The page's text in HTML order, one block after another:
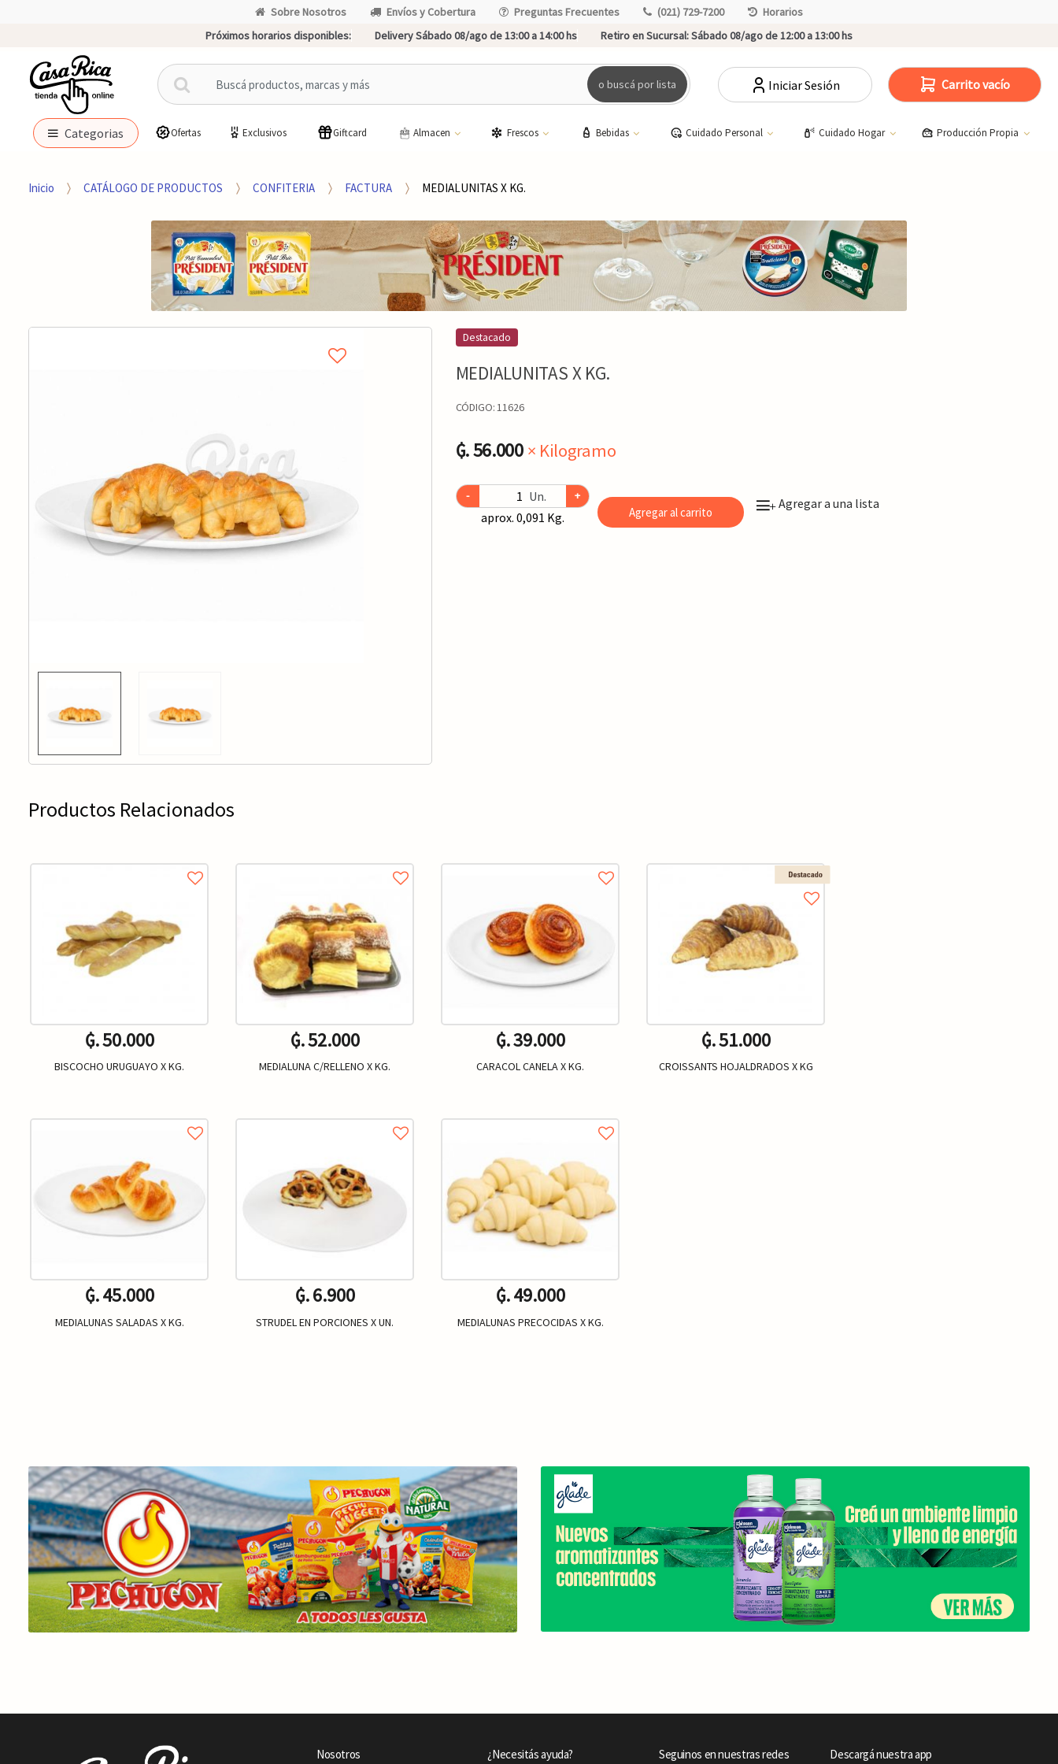
Sobre Nosotros Envíos y Cobertura Preguntas Frecuentes (021) 729-7200
Horarios
Próximos horarios disponibles:
Delivery Sábado 08/ago de 13:00 a 14:00 hs Retiro en Sucursal:Sábado 08/ago de 12:00 a 13:00 hs
B
u
c
p
r
o buscá por lista Iniciar Sesión Carrito vacío
Categorias Ofertas Exclusivos Giftcard Almacen Frescos Bebidas Cuidado Personal Cuidado Hogar Producción Propia
Inicio CATÁLOGO DE PRODUCTOS CONFITERIA FACTURA MEDIALUNITAS X KG.
Destacado
MEDIALUNITAS X KG.
CÓDIGO: 11626
₲. 56.000 × Kilogramo
- Un. +
aprox. 0,091 Kg. Agregar al carrito +Agregar a una lista
Productos Relacionados
₲. 50.000
BISCOCHO URUGUAYO X KG.
₲. 45.000
MEDIALUNAS SALADAS X KG.
₲. 52.000
MEDIALUNA C/RELLENO X KG.
₲. 6.900
STRUDEL EN PORCIONES X UN.
₲. 39.000
CARACOL CANELA X KG.
₲. 49.000
MEDIALUNAS PRECOCIDAS X KG.
₲. 51.000
CROISSANTS HOJALDRADOS X KG
Nosotros ¿Necesitás ayuda? Seguinos en nuestras redes Descargá nuestra app